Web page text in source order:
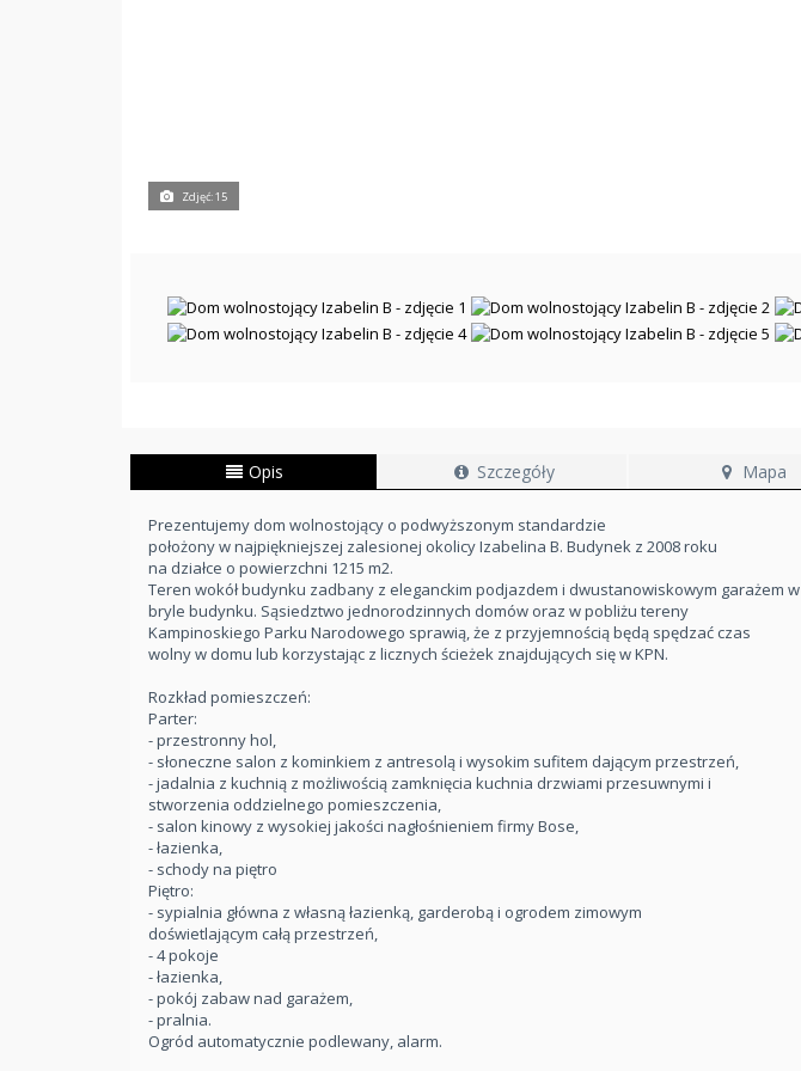
Zdjęć: 15
Opis Szczegóły Mapa
Prezentujemy dom wolnostojący o podwyższonym standardzie
położony w najpiękniejszej zalesionej okolicy Izabelina B. Budynek z 2008 roku
na działce o powierzchni 1215 m2.
Teren wokół budynku zadbany z eleganckim podjazdem i dwustanowiskowym garażem w
bryle budynku. Sąsiedztwo jednorodzinnych domów oraz w pobliżu tereny
Kampinoskiego Parku Narodowego sprawią, że z przyjemnością będą spędzać czas
wolny w domu lub korzystając z licznych ścieżek znajdujących się w KPN.
Rozkład pomieszczeń:
Parter:
- przestronny hol,
- słoneczne salon z kominkiem z antresolą i wysokim sufitem dającym przestrzeń,
- jadalnia z kuchnią z możliwością zamknięcia kuchnia drzwiami przesuwnymi i
stworzenia oddzielnego pomieszczenia,
- salon kinowy z wysokiej jakości nagłośnieniem firmy Bose,
- łazienka,
- schody na piętro
Piętro:
- sypialnia główna z własną łazienką, garderobą i ogrodem zimowym
doświetlającym całą przestrzeń,
- 4 pokoje
- łazienka,
- pokój zabaw nad garażem,
- pralnia.
Ogród automatycznie podlewany, alarm.